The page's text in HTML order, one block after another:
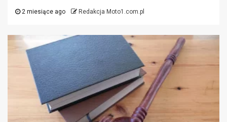
2 miesiące ago Redakcja Moto1.com.pl